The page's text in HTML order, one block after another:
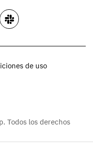
de uso
Todos los derechos